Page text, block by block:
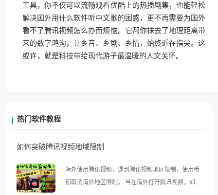
工具，你不仅可以流畅观看优酷上的热播剧集，也能轻松
解决国外用什么软件听中文歌的困惑，更不再需要为国外
看不了腾讯视频怎么办而烦恼。它帮你抹去了地理距离带
来的数字鸿沟，让乡音、乡剧、乡情，始终近在指尖。这
或许，就是科技带给现代游子最温暖的人文关怀。
热门软件教程
如何突破腾讯视频地域限制
海外使用腾讯视频，遇到腾讯视频地区限制，使用番
茄取消海外地区限制。 当在海外打开腾讯视频，却突